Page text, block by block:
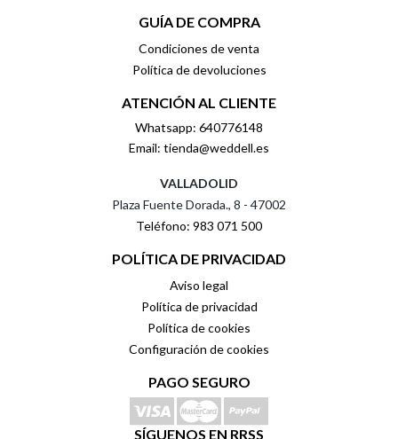
GUÍA DE COMPRA
Condiciones de venta
Política de devoluciones
ATENCIÓN AL CLIENTE
Whatsapp: 640776148
Email: tienda@weddell.es
VALLADOLID
Plaza Fuente Dorada., 8 - 47002
Teléfono: 983 071 500
POLÍTICA DE PRIVACIDAD
Aviso legal
Política de privacidad
Política de cookies
Configuración de cookies
PAGO SEGURO
SÍGUENOS EN RRSS